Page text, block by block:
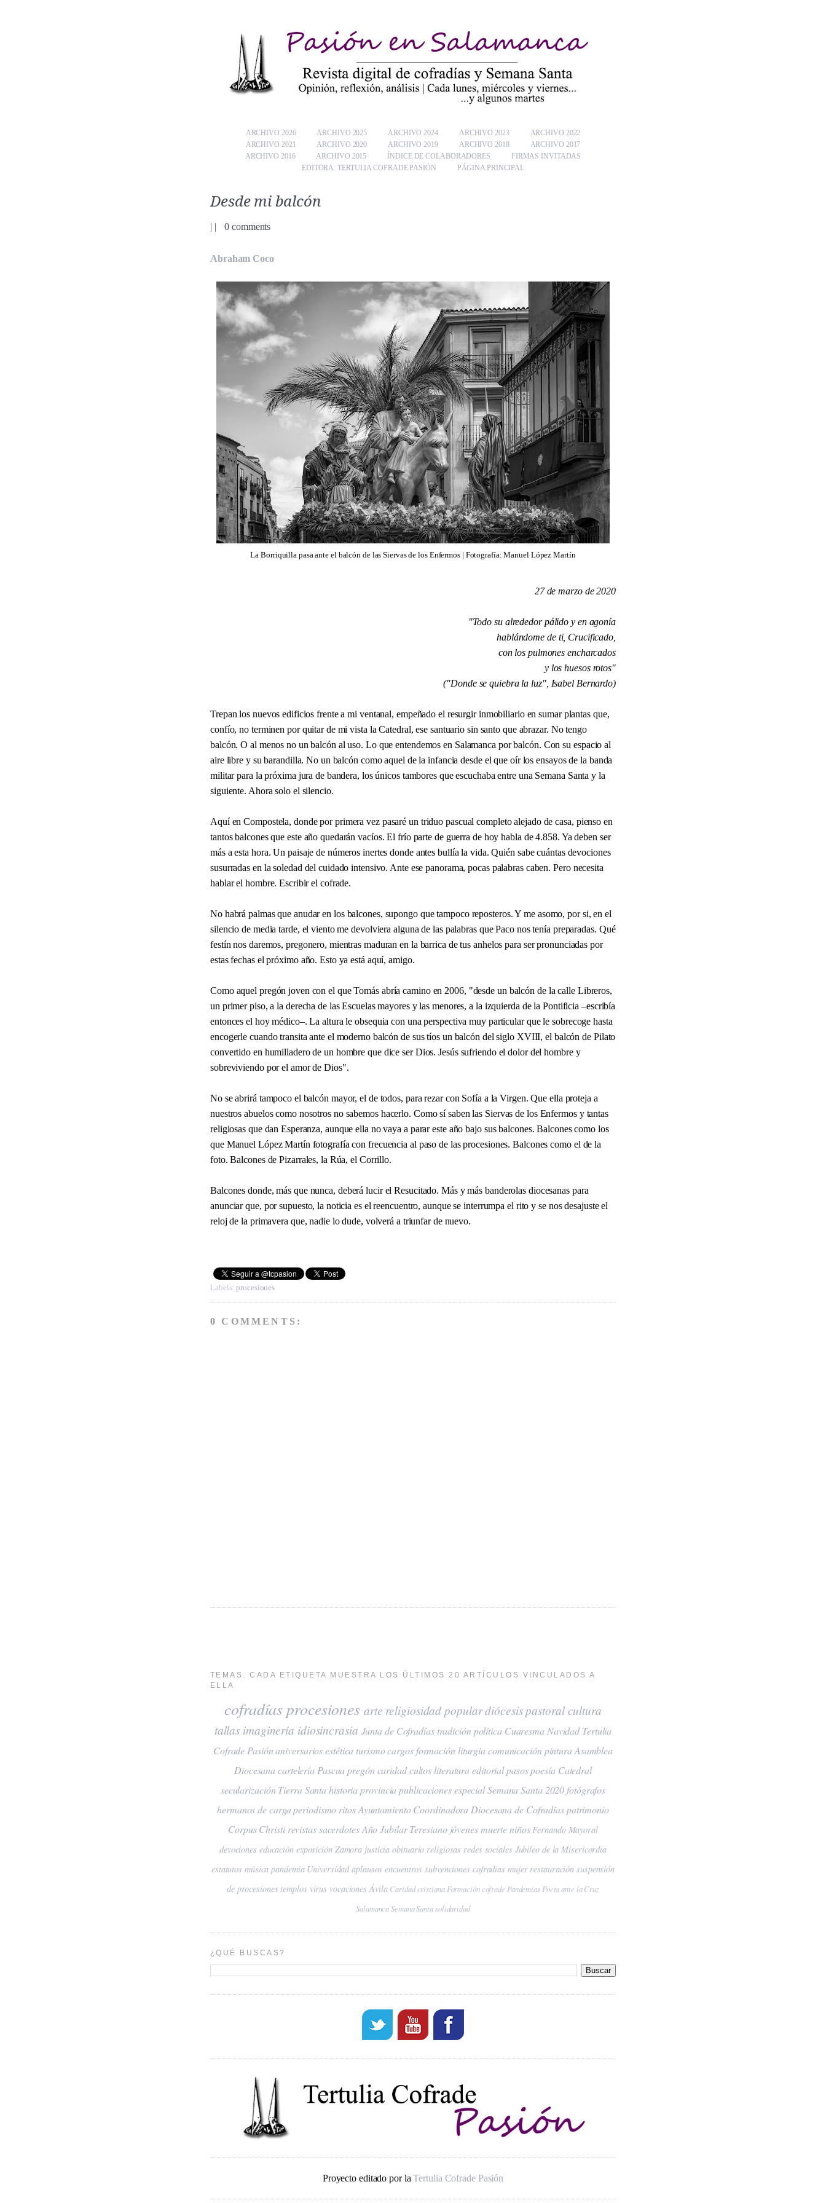
ARCHIVO 2026 ARCHIVO 2025 ARCHIVO 2024 ARCHIVO 2023
ARCHIVO 2022
ARCHIVO 2021
ARCHIVO 2020 ARCHIVO 2019 ARCHIVO 2018
ARCHIVO 2017
ARCHIVO 2016
ARCHIVO 2015 ÍNDICE DE COLABORADORES
FIRMAS INVITADAS
EDITORA: TERTULIA COFRADE PASIÓN
PÁGINA PRINCIPAL
Desde mi balcón
| | 0 comments
Abraham Coco
La Borriquilla pasa ante el balcón de las Siervas de los Enfermos | Fotografía: Manuel López Martín
27 de marzo de 2020
"Todo su alrededor pálido y en agonía
hablándome de ti, Crucificado,
con los pulmones encharcados
y los huesos rotos"
("Donde se quiebra la luz", Isabel Bernardo)
Trepan los nuevos edificios frente a mi ventanal, empeñado el resurgir inmobiliario en sumar plantas que,
confío, no terminen por quitar de mi vista la Catedral, ese santuario sin santo que abrazar. No tengo
balcón. O al menos no un balcón al uso. Lo que entendemos en Salamanca por balcón. Con su espacio al
aire libre y su barandilla. No un balcón como aquel de la infancia desde el que oír los ensayos de la banda
militar para la próxima jura de bandera, los únicos tambores que escuchaba entre una Semana Santa y la
siguiente. Ahora solo el silencio.
Aquí en Compostela, donde por primera vez pasaré un triduo pascual completo alejado de casa, pienso en
tantos balcones que este año quedarán vacíos. El frío parte de guerra de hoy habla de 4.858. Ya deben ser
más a esta hora. Un paisaje de números inertes donde antes bullía la vida. Quién sabe cuántas devociones
susurradas en la soledad del cuidado intensivo. Ante ese panorama, pocas palabras caben. Pero necesita
hablar el hombre. Escribir el cofrade.
No habrá palmas que anudar en los balcones, supongo que tampoco reposteros. Y me asomo, por si, en el
silencio de media tarde, el viento me devolviera alguna de las palabras que Paco nos tenía preparadas. Qué
festín nos daremos, pregonero, mientras maduran en la barrica de tus anhelos para ser pronunciadas por
estas fechas el próximo año. Esto ya está aquí, amigo.
Como aquel pregón joven con el que Tomás abría camino en 2006, "desde un balcón de la calle Libreros,
un primer piso, a la derecha de las Escuelas mayores y las menores, a la izquierda de la Pontificia –escribía
entonces el hoy médico–. La altura le obsequia con una perspectiva muy particular que le sobrecoge hasta
encogerle cuando transita ante el moderno balcón de sus tíos un balcón del siglo XVIII, el balcón de Pilato
convertido en humilladero de un hombre que dice ser Dios. Jesús sufriendo el dolor del hombre y
sobreviviendo por el amor de Dios".
No se abrirá tampoco el balcón mayor, el de todos, para rezar con Sofía a la Virgen. Que ella proteja a
nuestros abuelos como nosotros no sabemos hacerlo. Como sí saben las Siervas de los Enfermos y tantas
religiosas que dan Esperanza, aunque ella no vaya a parar este año bajo sus balcones. Balcones como los
que Manuel López Martín fotografía con frecuencia al paso de las procesiones. Balcones como el de la
foto. Balcones de Pizarrales, la Rúa, el Corrillo.
Balcones donde, más que nunca, deberá lucir el Resucitado. Más y más banderolas diocesanas para
anunciar que, por supuesto, la noticia es el reencuentro, aunque se interrumpa el rito y se nos desajuste el
reloj de la primavera que, nadie lo dude, volverá a triunfar de nuevo.
Labels:procesiones
0 COMMENTS:
TEMAS. CADA ETIQUETA MUESTRA LOS ÚLTIMOS 20 ARTÍCULOS VINCULADOS A
ELLA
cofradíasprocesiones arte religiosidad populardiócesis pastoral cultura
tallas imaginería idiosincrasia Junta de Cofradías tradición política Cuaresma Navidad Tertulia
Cofrade Pasión aniversariosestética turismocargos formación liturgiacomunicación pinturaAsamblea
Diocesanacartelería Pascua pregón caridadcultos literaturaeditorial pasos poesía Catedral
secularización Tierra Santahistoria provincia publicacionesespecial Semana Santa 2020 fotógrafos
hermanos de carga periodismo ritos Ayuntamiento Coordinadora Diocesana de Cofradías patrimonio
Corpus Christi revistassacerdotes Año Jubilar Teresiano jóvenesmuerteniños Fernando Mayoral
devociones educación exposición Zamora justicia obituario religiosas redes sociales Jubileo de la Misericordia
estatutos música pandemia Universidad aplausos encuentros subvenciones cofradias mujer restauración suspensión
de procesiones templos virus vocaciones Ávila Caridad cristiana Formación cofrade Pandemias Poeta ante la Cruz
SalamancaSemana Santasolidaridad
¿QUÉ BUSCAS?
Proyecto editado por laTertulia Cofrade Pasión